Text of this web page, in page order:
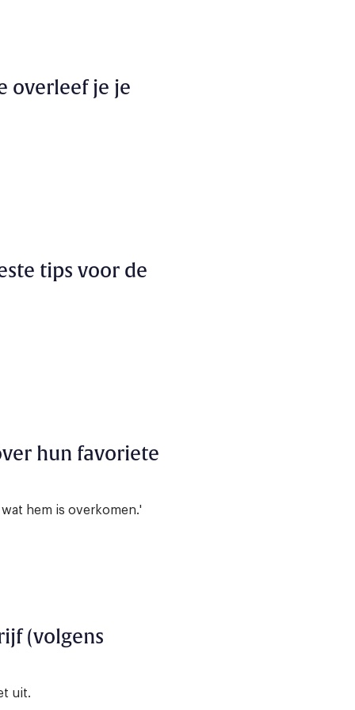
overleef je je
tips voor de
hun favoriete
hem is overkomen.'
(volgens
uit.